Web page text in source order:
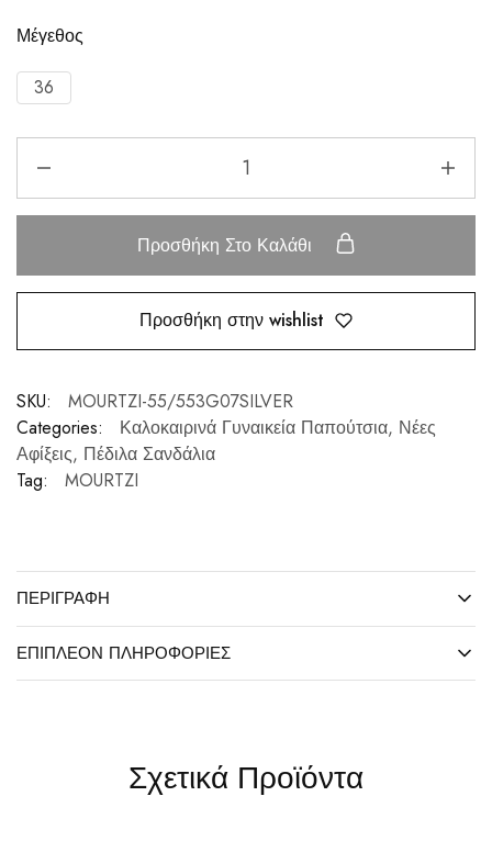
Μέγεθος
36
Προσθήκη Στο Καλάθι
Προσθήκη στην wishlist
SKU:
MOURTZI-55/553G07SILVER
Categories:
Καλοκαιρινά Γυναικεία Παπούτσια, Νέες
Αφίξεις, Πέδιλα Σανδάλια
Tag:
MOURTZI
ΠΕΡΙΓΡΑΦΉ
ΕΠΙΠΛΈΟΝ ΠΛΗΡΟΦΟΡΊΕΣ
Σχετικά Προϊόντα